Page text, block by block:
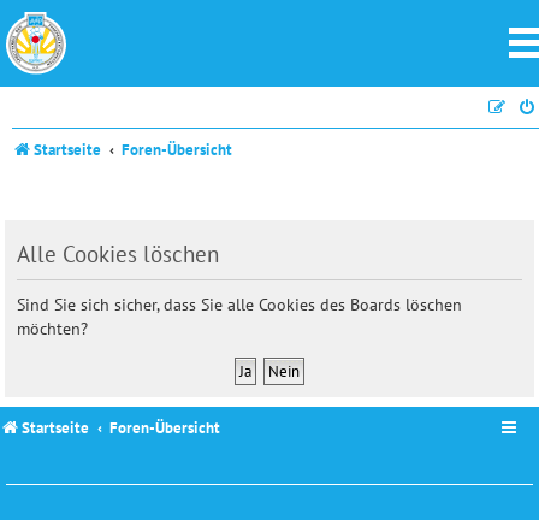
Startseite Foren-Übersicht
Alle Cookies löschen
Sind Sie sich sicher, dass Sie alle Cookies des Boards löschen
möchten?
Startseite Foren-Übersicht